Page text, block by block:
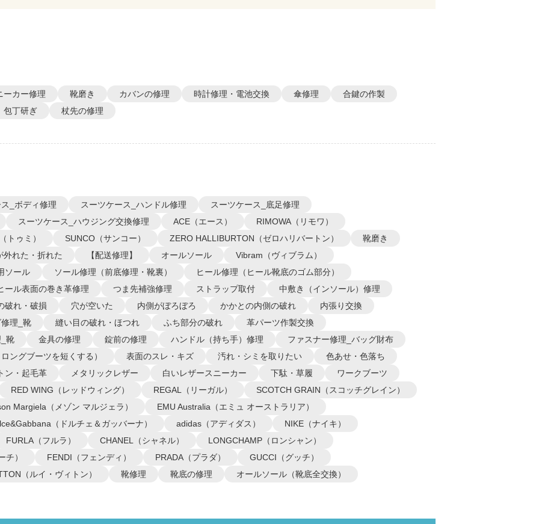
ーカー修理 靴磨き カバンの修理 時計修理・電池交換 傘修理
合鍵の作製
包丁研ぎ
杖先の修理
_ボディ修理 スーツケース_ハンドル修理
スーツケース_底足修理
スーツケース_ハウジング交換修理
ACE（エース）
RIMOWA（リモワ）
トゥミ）
SUNCO（サンコー） ZERO HALLIBURTON（ゼロハリバートン）
靴磨き
外れた・折れた
【配送修理】 オールソール
Vibram（ヴィブラム）
ソール
ソール修理（前底修理・靴裏）
ヒール修理（ヒール靴底のゴム部分）
ール表面の巻き革修理
つま先補強修理 ストラップ取付
中敷き（インソール）修理
破れ・破損
穴が空いた 内側がぼろぼろ かかとの内側の破れ
内張り交換
理_靴
縫い目の破れ・ほつれ ふち部分の破れ
革パーツ作製交換
靴
金具の修理 錠前の修理 ハンドル（持ち手）修理
ファスナー修理_バッグ財布
ングブーツを短くする）
表面のスレ・キズ 汚れ・シミを取りたい
色あせ・色落ち
ン・起毛革
メタリックレザー 白いレザースニーカー 下駄・草履
ワークブーツ
RED WING（レッドウィング）
REGAL（リーガル）
SCOTCH GRAIN（スコッチグレイン）
Margiela（メゾン マルジェラ）
EMU Australia（エミュ オーストラリア）
（ドルチェ＆ガッバーナ）
adidas（アディダス）
NIKE（ナイキ）
FURLA（フルラ）
CHANEL（シャネル）
LONGCHAMP（ロンシャン）
チ）
FENDI（フェンディ） PRADA（プラダ）
GUCCI（グッチ）
（ルイ・ヴィトン）
靴修理 靴底の修理 オールソール（靴底全交換）